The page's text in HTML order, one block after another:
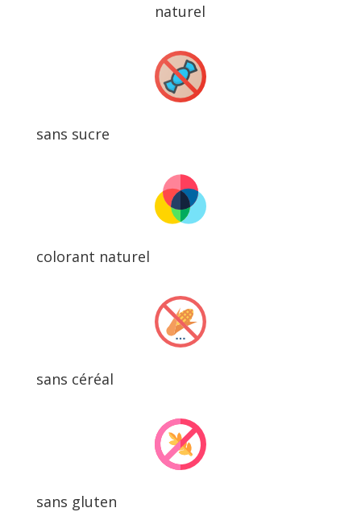
naturel
sans sucre
colorant naturel
sans céréal
sans gluten